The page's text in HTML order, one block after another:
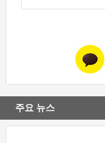
주요 뉴스